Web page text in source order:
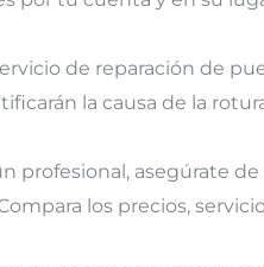
de reparación de
la causa de la
profesional, asegúrate
los precios,